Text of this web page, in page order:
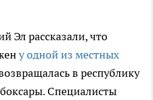
Эл рассказали, что
у одной из местных
в республику
Специалисты